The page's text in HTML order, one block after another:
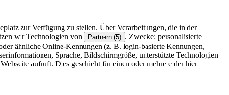
zur Verfügung zu stellen. Über Verarbeitungen, die in der
wir Technologien von Partnern (5) . Zwecke: personalisierte
ähnliche Online-Kennungen (z. B. login-basierte Kennungen,
Sprache, Bildschirmgröße, unterstützte Technologien
aufruft. Dies geschieht für einen oder mehrere der hier